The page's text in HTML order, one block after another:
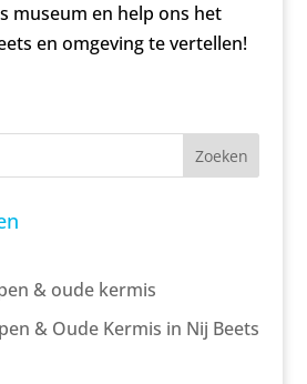
museum en help ons het
en omgeving te vertellen!
Zoeken
& oude kermis
& Oude Kermis in Nij Beets